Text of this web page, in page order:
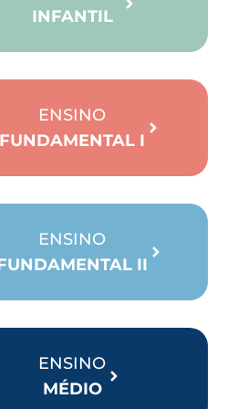
INFANTIL
ENSINO
FUNDAMENTAL I
ENSINO
II
ENSINO
MÉDIO